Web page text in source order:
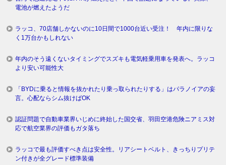
電池が燃えたようだ
ラッコ、70店舗しかないのに10日間で1000台近い受注！ 年内に限りな
く1万台かもしれない
年内のそう遠くないタイミングでスズキも電気軽乗用車を発表へ。ラッコ
より安い可能性大
「BYDに乗ると情報を抜かれたり乗っ取られたりする」はパラノイアの妄
言。心配ならシム抜けばOK
認証問題で自動車業界いじめに終始した国交省、羽田空港危険ニアミス対
応で航空業界の評価もガタ落ち
ラッコで最も評価すべき点は安全性。リアシートベルト、きっちりプリテ
ン付きが全グレード標準装備